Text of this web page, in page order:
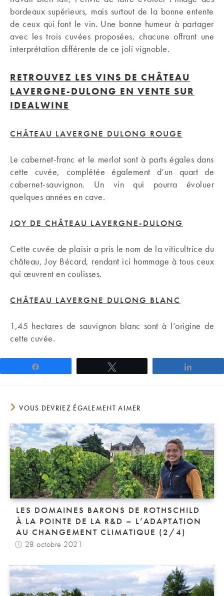
bordeaux supérieurs, mais surtout de la bonne entente
de ceux qui font le vin. Une bonne humeur à partager
avec les trois cuvées proposées, chacune offrant une
interprétation différente de ce joli vignoble.
RETROUVEZ LES VINS DE CHÂTEAU
LAVERGNE-DULONG EN VENTE SUR
IDEALWINE
CHÂTEAU LAVERGNE DULONG ROUGE
Le cabernet-franc et le merlot sont à parts égales dans
cette cuvée, complétée également d’un quart de
cabernet-sauvignon. Un vin qui pourra évoluer
quelques années en cave.
JOY DE CHÂTEAU LAVERGNE-DULONG
Cette cuvée de plaisir a pris le nom de la viticultrice du
château, Joy Bécard, rendant ici hommage à tous ceux
qui œuvrent en coulisses.
CHÂTEAU LAVERGNE DULONG BLANC
1,45 hectares de sauvignon blanc sont à l’origine de
cette cuvée.
VOUS DEVRIEZ ÉGALEMENT AIMER
LES DOMAINES BARONS DE ROTHSCHILD
À LA POINTE DE LA R&D – L’ADAPTATION
AU CHANGEMENT CLIMATIQUE (2/4)
28 octobre 2021